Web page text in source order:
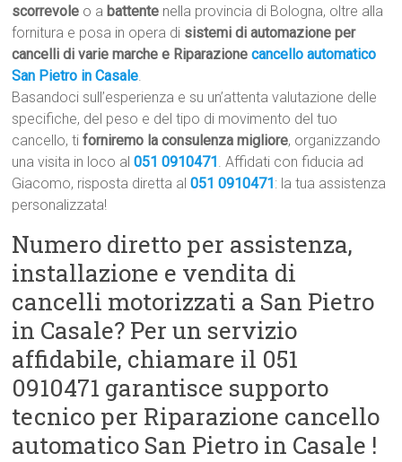
scorrevole o a battente nella provincia di Bologna, oltre alla
fornitura e posa in opera di sistemi di automazione per
cancelli di varie marche e Riparazionecancello automatico
San Pietro in Casale.
Basandoci sull’esperienza e su un’attenta valutazione delle
specifiche, del peso e del tipo di movimento del tuo
cancello, tiforniremo la consulenza migliore, organizzando
una visita in loco al051 0910471 . Affidati con fiducia ad
Giacomo, risposta diretta al051 0910471 : la tua assistenza
personalizzata!
Numero diretto per assistenza,
installazione e vendita di
cancelli motorizzati a San Pietro
in Casale? Per un servizio
affidabile, chiamare il 051
0910471 garantisce supporto
tecnico per Riparazione cancello
automatico San Pietro in Casale !